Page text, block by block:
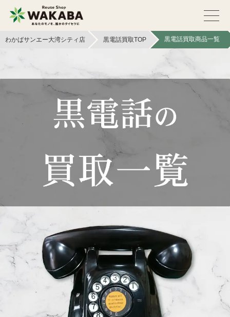
わかばサンエー大湾シティ店 黒電話買取TOP 黒電話買取商品一覧